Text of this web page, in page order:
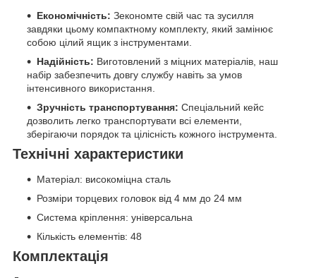
Економічність: Зекономте свій час та зусилля
завдяки цьому компактному комплекту, який замінює
собою цілий ящик з інструментами.
Надійність: Виготовлений з міцних матеріалів, наш
набір забезпечить довгу службу навіть за умов
інтенсивного використання.
Зручність транспортування: Спеціальний кейс
дозволить легко транспортувати всі елементи,
зберігаючи порядок та цілісність кожного інструмента.
Технічні характеристики
Матеріал: високоміцна сталь
Розміри торцевих головок від 4 мм до 24 мм
Система кріплення: універсальна
Кількість елементів: 48
Комплектація